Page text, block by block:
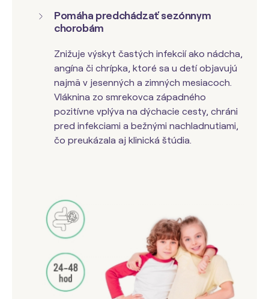
Pomáha predchádzať sezónnym
chorobám
Znižuje výskyt častých infekcií ako nádcha,
angína či chrípka, ktoré sa u detí objavujú
najmä v jesenných a zimných mesiacoch.
Vláknina zo smrekovca západného
pozitívne vplýva na dýchacie cesty, chráni
pred infekciami a bežnými nachladnutiami,
čo preukázala aj klinická štúdia.